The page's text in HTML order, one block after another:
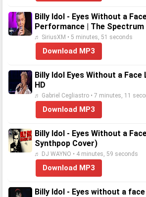
Billy Idol - Eyes Without a
Performance | The Spectrum
♬ SiriusXM • 5 minutes, 51 seconds
Download MP3
Billy Idol Eyes Without a Face
HD
♬ Gabriel Cegliastro • 7 minutes, 11
Download MP3
Billy Idol - Eyes Without a
Synthpop Cover)
♬ DJ WAYNO • 4 minutes, 59 seconds
Download MP3
Billy Idol - Eyes without a face